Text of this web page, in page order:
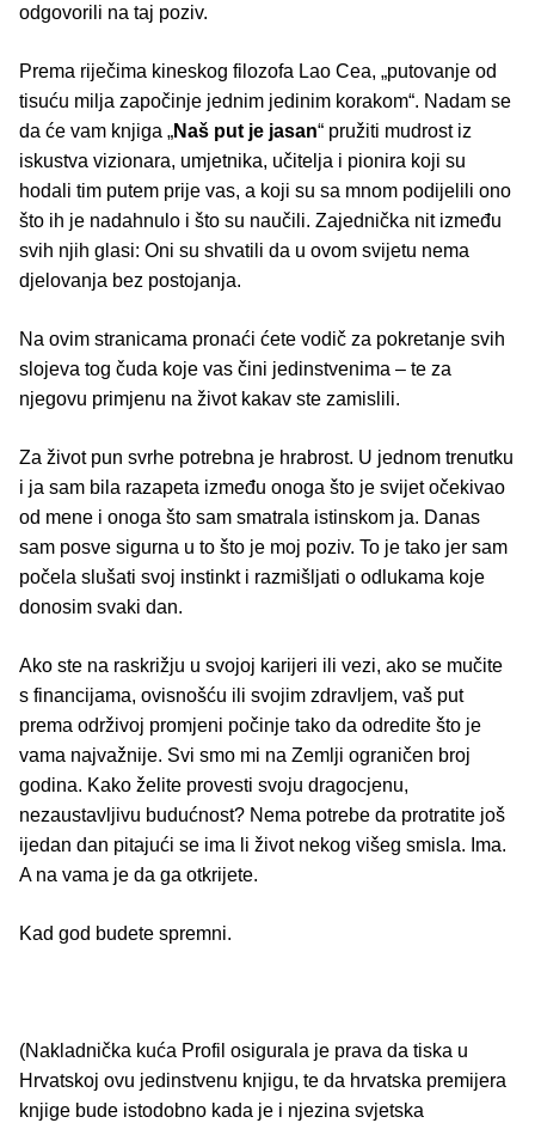
odgovorili na taj poziv.
Prema riječima kineskog filozofa Lao Cea, „putovanje od
tisuću milja započinje jednim jedinim korakom“. Nadam se
da će vam knjiga „Naš put je jasan“ pružiti mudrost iz
iskustva vizionara, umjetnika, učitelja i pionira koji su
hodali tim putem prije vas, a koji su sa mnom podijelili ono
što ih je nadahnulo i što su naučili. Zajednička nit između
svih njih glasi: Oni su shvatili da u ovom svijetu nema
djelovanja bez postojanja.
Na ovim stranicama pronaći ćete vodič za pokretanje svih
slojeva tog čuda koje vas čini jedinstvenima – te za
njegovu primjenu na život kakav ste zamislili.
Za život pun svrhe potrebna je hrabrost. U jednom trenutku
i ja sam bila razapeta između onoga što je svijet očekivao
od mene i onoga što sam smatrala istinskom ja. Danas
sam posve sigurna u to što je moj poziv. To je tako jer sam
počela slušati svoj instinkt i razmišljati o odlukama koje
donosim svaki dan.
Ako ste na raskrižju u svojoj karijeri ili vezi, ako se mučite
s financijama, ovisnošću ili svojim zdravljem, vaš put
prema održivoj promjeni počinje tako da odredite što je
vama najvažnije. Svi smo mi na Zemlji ograničen broj
godina. Kako želite provesti svoju dragocjenu,
nezaustavljivu budućnost? Nema potrebe da protratite još
ijedan dan pitajući se ima li život nekog višeg smisla. Ima.
A na vama je da ga otkrijete.
Kad god budete spremni.
(Nakladnička kuća Profil osigurala je prava da tiska u
Hrvatskoj ovu jedinstvenu knjigu, te da hrvatska premijera
knjige bude istodobno kada je i njezina svjetska